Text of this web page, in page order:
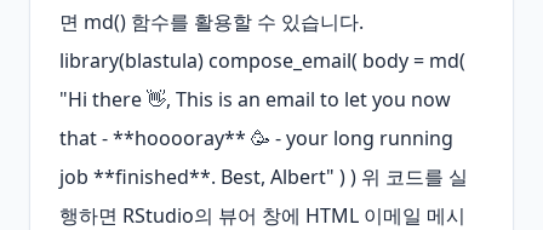
면 md() 함수를 활용할 수 있습니다.
library(blastula) compose_email( body = md(
"Hi there 👋, This is an email to let you now
that - **hooooray** 🥳 - your long running
job **finished**. Best, Albert" ) ) 위 코드를 실
행하면 RStudio의 뷰어 창에 HTML 이메일 메시